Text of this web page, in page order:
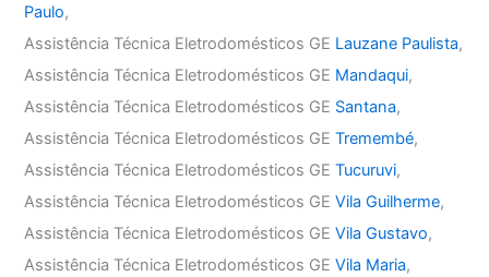
Paulo,
Assistência Técnica Eletrodomésticos GE Lauzane Paulista,
Assistência Técnica Eletrodomésticos GE Mandaqui,
Assistência Técnica Eletrodomésticos GE Santana,
Assistência Técnica Eletrodomésticos GETremembé,
Assistência Técnica Eletrodomésticos GETucuruvi,
Assistência Técnica Eletrodomésticos GEVila Guilherme,
Assistência Técnica Eletrodomésticos GEVila Gustavo,
Assistência Técnica Eletrodomésticos GEVila Maria,